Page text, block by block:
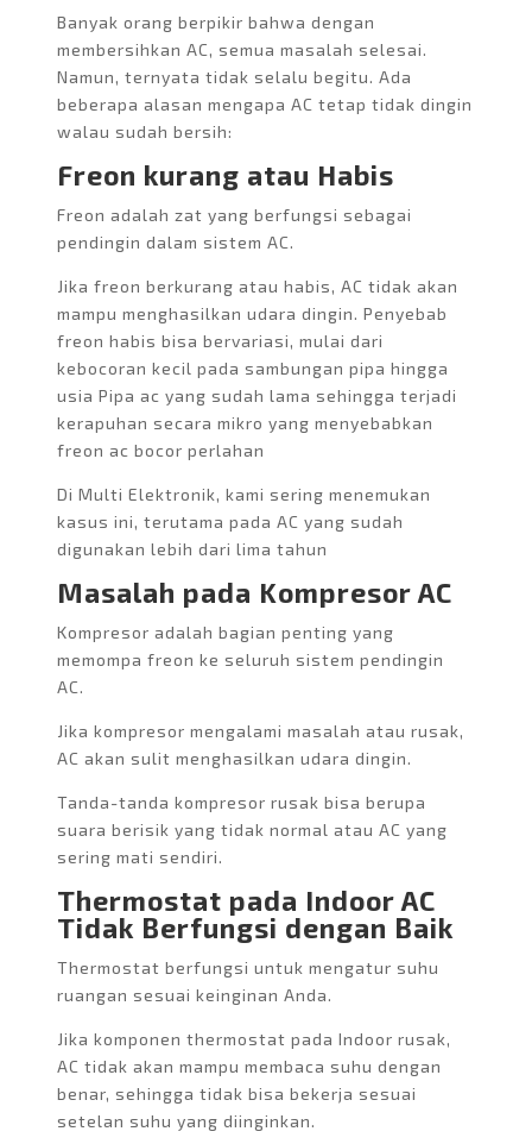
Banyak orang berpikir bahwa dengan
membersihkan AC, semua masalah selesai.
Namun, ternyata tidak selalu begitu. Ada
beberapa alasan mengapa AC tetap tidak dingin
walau sudah bersih:
Freon kurang atau Habis
Freon adalah zat yang berfungsi sebagai
pendingin dalam sistem AC.
Jika freon berkurang atau habis, AC tidak akan
mampu menghasilkan udara dingin. Penyebab
freon habis bisa bervariasi, mulai dari
kebocoran kecil pada sambungan pipa hingga
usia Pipa ac yang sudah lama sehingga terjadi
kerapuhan secara mikro yang menyebabkan
freon ac bocor perlahan
Di Multi Elektronik, kami sering menemukan
kasus ini, terutama pada AC yang sudah
digunakan lebih dari lima tahun
Masalah pada Kompresor AC
Kompresor adalah bagian penting yang
memompa freon ke seluruh sistem pendingin
AC.
Jika kompresor mengalami masalah atau rusak,
AC akan sulit menghasilkan udara dingin.
Tanda-tanda kompresor rusak bisa berupa
suara berisik yang tidak normal atau AC yang
sering mati sendiri.
Thermostat pada Indoor AC
Tidak Berfungsi dengan Baik
Thermostat berfungsi untuk mengatur suhu
ruangan sesuai keinginan Anda.
Jika komponen thermostat pada Indoor rusak,
AC tidak akan mampu membaca suhu dengan
benar, sehingga tidak bisa bekerja sesuai
setelan suhu yang diinginkan.